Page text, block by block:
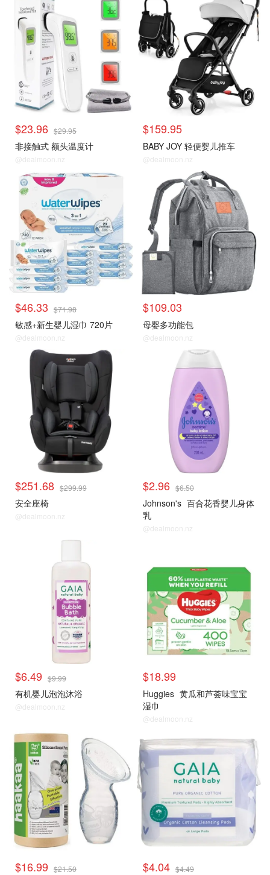
$23.96 $29.95
非接触式 额头温度计
@dealmoon.nz
$159.95
BABY JOY 轻便婴儿推车
@dealmoon.nz
$46.33 $71.98
敏感+新生婴儿湿巾 720片
@dealmoon.nz
$109.03
母婴多功能包
@dealmoon.nz
$251.68 $299.99
安全座椅
@dealmoon.nz
$2.96 $6.50
Johnson's 百合花香婴儿身体
乳
@dealmoon.nz
$6.49 $9.99
有机婴儿泡泡沐浴
@dealmoon.nz
$18.99
Huggies 黄瓜和芦荟味宝宝
湿巾
@dealmoon.nz
$16.99 $21.50 $4.04 $4.49